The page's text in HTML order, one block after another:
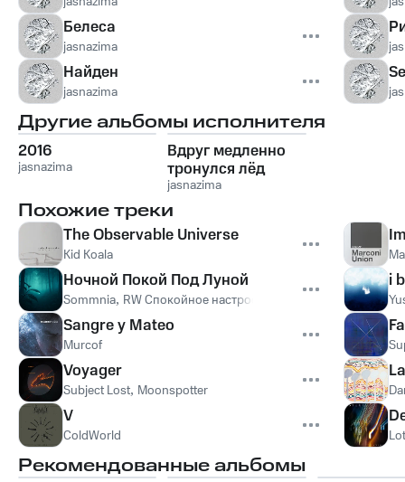
Белеса
jasnazima
Найден
jasnazima
Другие альбомы исполнителя
2016
jasnazima
Вдруг медленно
тронулся лёд
jasnazima
Похожие треки
The Observable Universe
Kid Koala
Ночной Покой Под Луной
Sommnia, RW Спокойное настроение перед сном
Sangre y Mateo
Murcof
Voyager
Subject Lost, Moonspotter
V
ColdWorld
i
Рекомендованные альбомы